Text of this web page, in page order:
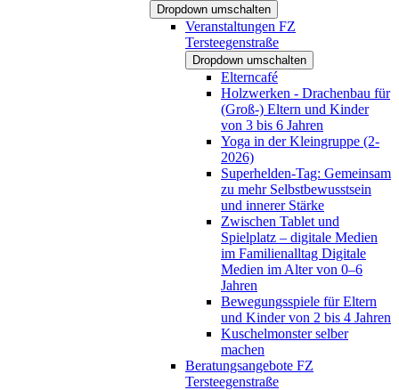
Dropdown umschalten
Veranstaltungen FZ
Tersteegenstraße
Dropdown umschalten
Elterncafé
Holzwerken - Drachenbau für
(Groß-) Eltern und Kinder
von 3 bis 6 Jahren
Yoga in der Kleingruppe (2-
2026)
Superhelden-Tag: Gemeinsam
zu mehr Selbstbewusstsein
und innerer Stärke
Zwischen Tablet und
Spielplatz – digitale Medien
im Familienalltag Digitale
Medien im Alter von 0–6
Jahren
Bewegungsspiele für Eltern
und Kinder von 2 bis 4 Jahren
Kuschelmonster selber
machen
Beratungsangebote FZ
Tersteegenstraße